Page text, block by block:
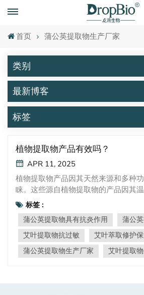
+86 15951008670
首页 蒲公英提取物生产厂家
类别
最新博客
标签
植物提取物产品有效吗？
APR 11, 2025
植物提取物产品因其天然来源和多种
睐。这些源自植物提取物的产品因其
广泛应用于化妆品、护肤品和保健品中
植物提取物产品——DropBotatur® 美
DropBotatur® 贸易关系管理—并探讨
实际应用。DropBotatur® AAL 来源于
燥叶。它含有挥发油、黄酮类化合物
蛋白质以及维生素 A、B1、B2 和 C
标签 :
蒲公英提取物具有抗炎作用
蒲公
艾叶提取物抗过敏
艾叶萃取修护
蒲公英提取物生产厂家
艾叶提取